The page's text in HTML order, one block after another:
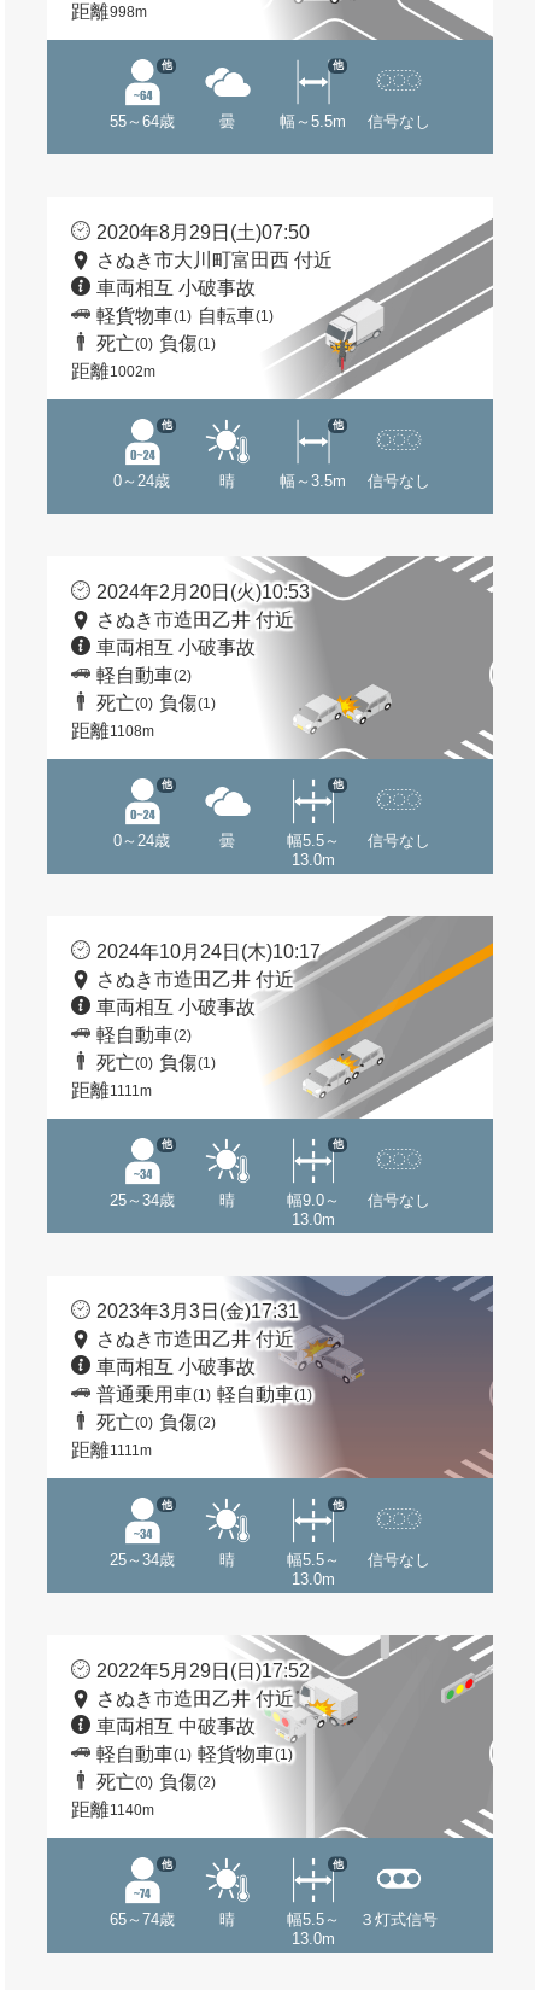
距離998m
55～64歳
他
曇 幅～5.5m
他
信号なし
2020年8月29日(土)07:50
さぬき市大川町富田西 付近
車両相互 小破事故
軽貨物車(1) 自転車(1)
死亡(0) 負傷(1)
距離1002m
0～24歳
他
晴 幅～3.5m
他
信号なし
2024年2月20日(火)10:53
さぬき市造田乙井 付近
車両相互 小破事故
軽自動車(2)
死亡(0) 負傷(1)
距離1108m
0～24歳
他
曇
幅5.5～
13.0m
他
信号なし
2024年10月24日(木)10:17
さぬき市造田乙井 付近
車両相互 小破事故
軽自動車(2)
死亡(0) 負傷(1)
距離1111m
25～34歳
他
晴
幅9.0～
13.0m
他
信号なし
2023年3月3日(金)17:31
さぬき市造田乙井 付近
車両相互 小破事故
普通乗用車(1) 軽自動車(1)
死亡(0) 負傷(2)
距離1111m
25～34歳
他
晴
幅5.5～
13.0m
他
信号なし
2022年5月29日(日)17:52
さぬき市造田乙井 付近
車両相互 中破事故
軽自動車(1) 軽貨物車(1)
死亡(0) 負傷(2)
距離1140m
65～74歳
他
晴
幅5.5～
13.0m
他
３灯式信号